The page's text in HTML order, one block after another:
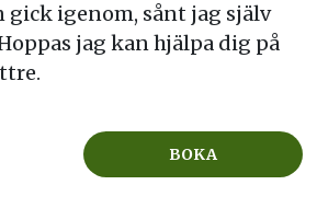
gick igenom, sånt jag själv
jag kan hjälpa dig på
BOKA